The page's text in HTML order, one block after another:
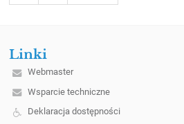
Linki
Webmaster
Wsparcie techniczne
Deklaracja dostępności